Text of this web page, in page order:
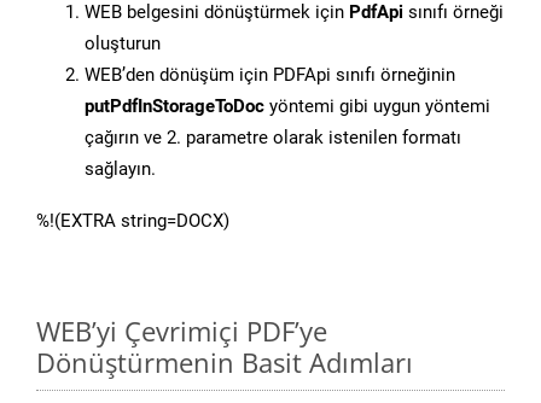
WEB belgesini dönüştürmek için PdfApi sınıfı örneği
oluşturun
WEB’den dönüşüm için PDFApi sınıfı örneğinin
putPdfInStorageToDoc yöntemi gibi uygun yöntemi
çağırın ve 2. parametre olarak istenilen formatı
sağlayın.
%!(EXTRA string=DOCX)
WEB’yi Çevrimiçi PDF’ye
Dönüştürmenin Basit Adımları